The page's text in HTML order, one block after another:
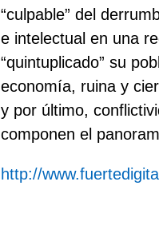
“culpable” del
e intelectual en una
“quintuplicado” su
economía, ruina y
y por último,
componen el
http://